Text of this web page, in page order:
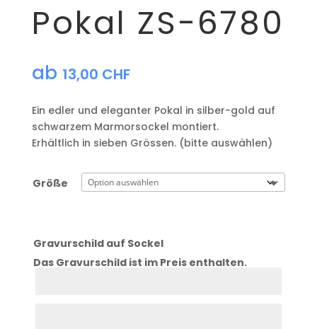
Pokal ZS-6780
ab 13,00 CHF
Ein edler und eleganter Pokal in silber-gold auf
schwarzem Marmorsockel montiert.
Erhältlich in sieben Grössen. (bitte auswählen)
Größe
Gravurschild auf Sockel
Das Gravurschild ist im Preis enthalten.